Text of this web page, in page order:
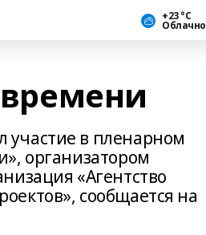
+23 °С
Облачно
в пленарном
организатором
«Агентство
сообщается на